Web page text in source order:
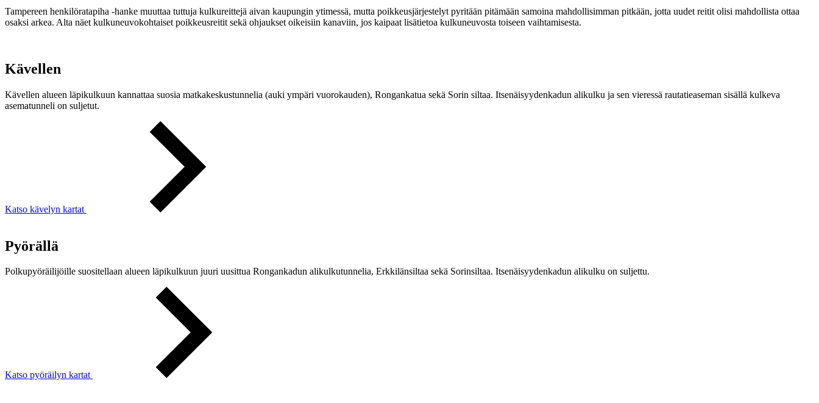
Tampereen henkilöratapiha -hanke muuttaa tuttuja kulkureittejä aivan kaupungin ytimessä, mutta poikkeusjärjestelyt pyritään pitämään samoina mahdollisimman pitkään, jotta uudet reitit olisi mahdollista ottaa
osaksi arkea. Alta näet kulkuneuvokohtaiset poikkeusreitit sekä ohjaukset oikeisiin kanaviin, jos kaipaat lisätietoa kulkuneuvosta toiseen vaihtamisesta.
Kävellen
Kävellen alueen läpikulkuun kannattaa suosia matkakeskustunnelia (auki ympäri vuorokauden), Rongankatua sekä Sorin siltaa. Itsenäisyydenkadun alikulku ja sen vieressä rautatieaseman sisällä kulkeva
asematunneli on suljetut.
Katso kävelyn kartat
Pyörällä
Polkupyöräilijöille suositellaan alueen läpikulkuun juuri uusittua Rongankadun alikulkutunnelia, Erkkilänsiltaa sekä Sorinsiltaa. Itsenäisyydenkadun alikulku on suljettu.
Katso pyöräilyn kartat